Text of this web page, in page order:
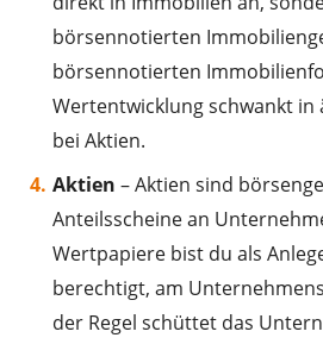
börsennotierten
börsennotierten
Wertentwicklung schwankt in
bei Aktien.
Aktien– Aktien sind
Anteilsscheine an
Wertpapiere bist du als
berechtigt, am
der Regel schüttet das